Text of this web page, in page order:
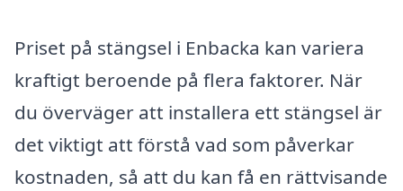
Priset på stängsel i Enbacka kan variera
kraftigt beroende på flera faktorer. När
du överväger att installera ett stängsel är
det viktigt att förstå vad som påverkar
kostnaden, så att du kan få en rättvisande